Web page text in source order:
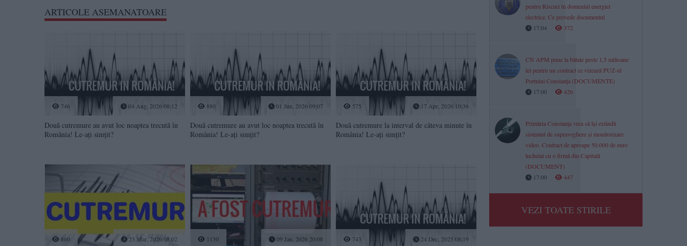
ARTICOLE ASEMANATOARE
746 04 Aug, 2026 08:12
Două cutremure au avut loc noaptea trecută în
România! Le-ați simțit?
880 01 Jun, 2026 09:07
Două cutremure au avut loc noaptea trecută în
România! Le-ați simțit?
575 17 Apr, 2026 10:36
Două cutremure la interval de câteva minute în
România! Le-ați simțit?
860 23 Mar, 2026 08:02 1130 09 Jan, 2026 20:08 743 24 Dec, 2025 08:19
pentru Riscuri în domeniul energiei
electrice. Ce prevede documentul
17:04
372
CN APM pune la bătaie peste 1,5 milioane
lei pentru un contract ce vizează PUZ-ul
Portului Constanța (DOCUMENTE)
17:00
426
Primăria Constanța vrea să își extindă
sistemul de supraveghere și monitorizare
video. Contract de aproape 50.000 de euro
încheiat cu o firmă din Capitală
(DOCUMENT)
17:00
447
VEZI TOATE STIRILE